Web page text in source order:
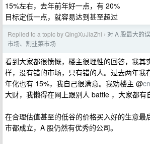
15%左右，去年前年好一点，有 20%
目标定低一点，就容易达到甚至超过
Replied to a topic by QingXuJiaZhi › 对 A 股最大的
市场、割韭菜市场
看到大家都很愤慨，楼主很理性的回答，我其
样，没有错的市场，只有错的人。过去两年我
年化也有 15%，我自己很满意。我劝楼主 @
大财，我懒得在网上跟别人 battle ，大家都有
在合理估值甚至的低谷的价格买入好的生意最
市都成立，A 股仍然有优秀的公司。